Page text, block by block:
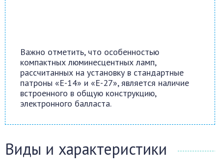
Важно отметить, что особенностью
компактных люминесцентных ламп,
рассчитанных на установку в стандартные
патроны «Е-14» и «Е-27», является наличие
встроенного в общую конструкцию,
электронного балласта.
Виды и характеристики